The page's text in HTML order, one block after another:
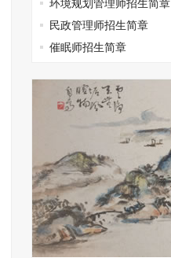
环境规划管理师招生简章
民政管理师招生简章
催眠师招生简章